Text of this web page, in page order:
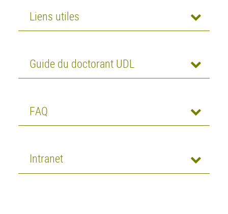
Liens utiles
Guide du doctorant UDL
FAQ
Intranet